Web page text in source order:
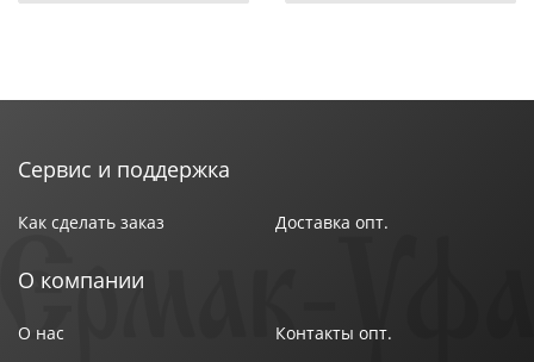
выразительно.
Сервис и поддержка
Как сделать заказ Доставка опт.
О компании
О нас Контакты опт.